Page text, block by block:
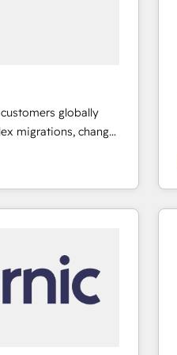
globally
migrations, change
and creative
impact and
HubSpot
integrated
frameworks that
integrations,